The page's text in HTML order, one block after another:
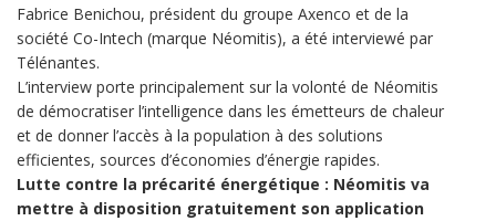
Fabrice Benichou, président du groupe Axenco et de la
société Co-Intech (marque Néomitis), a été interviewé par
Télénantes.
L’interview porte principalement sur la volonté de Néomitis
de démocratiser l’intelligence dans les émetteurs de chaleur
et de donner l’accès à la population à des solutions
efficientes, sources d’économies d’énergie rapides.
Lutte contre la précarité énergétique : Néomitis va
mettre à disposition gratuitement son application